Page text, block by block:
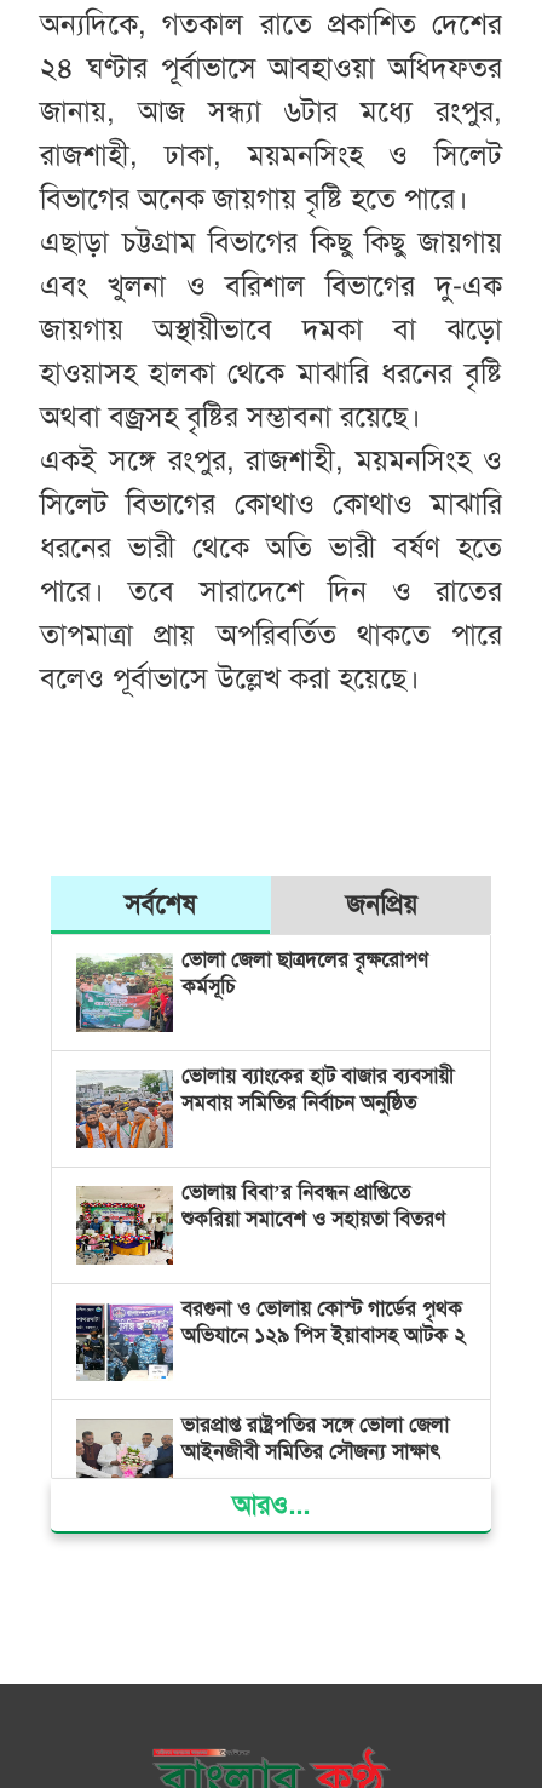
অন্যদিকে, গতকাল রাতে প্রকাশিত দেশের
২৪ ঘণ্টার পূর্বাভাসে আবহাওয়া অধিদফতর
জানায়, আজ সন্ধ্যা ৬টার মধ্যে রংপুর,
রাজশাহী, ঢাকা, ময়মনসিংহ ও সিলেট
বিভাগের অনেক জায়গায় বৃষ্টি হতে পারে।
এছাড়া চট্টগ্রাম বিভাগের কিছু কিছু জায়গায়
এবং খুলনা ও বরিশাল বিভাগের দু-এক
জায়গায় অস্থায়ীভাবে দমকা বা ঝড়ো
হাওয়াসহ হালকা থেকে মাঝারি ধরনের বৃষ্টি
অথবা বজ্রসহ বৃষ্টির সম্ভাবনা রয়েছে।
একই সঙ্গে রংপুর, রাজশাহী, ময়মনসিংহ ও
সিলেট বিভাগের কোথাও কোথাও মাঝারি
ধরনের ভারী থেকে অতি ভারী বর্ষণ হতে
পারে। তবে সারাদেশে দিন ও রাতের
তাপমাত্রা প্রায় অপরিবর্তিত থাকতে পারে
বলেও পূর্বাভাসে উল্লেখ করা হয়েছে।
সর্বশেষ জনপ্রিয়
ভোলা জেলা ছাত্রদলের বৃক্ষরোপণ
কর্মসূচি
ভোলায় ব্যাংকের হাট বাজার ব্যবসায়ী
সমবায় সমিতির নির্বাচন অনুষ্ঠিত
ভোলায় বিবা’র নিবন্ধন প্রাপ্তিতে
শুকরিয়া সমাবেশ ও সহায়তা বিতরণ
বরগুনা ও ভোলায় কোস্ট গার্ডের পৃথক
অভিযানে ১২৯ পিস ইয়াবাসহ আটক ২
ভারপ্রাপ্ত রাষ্ট্রপতির সঙ্গে ভোলা জেলা
আইনজীবী সমিতির সৌজন্য সাক্ষাৎ
দৌলতখানে জমি বিরোধে পরিবারকে
তজুমদ্দিনে চর মোজাম্মেলে চাঁদাবাজি
ও রাজনৈতিক চক্রান্তের অপচেষ্টার
আরও...